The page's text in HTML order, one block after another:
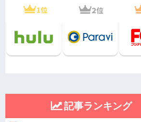
記事ランキング